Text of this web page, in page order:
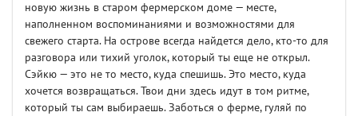
новую жизнь в старом фермерском доме — месте,
наполненном воспоминаниями и возможностями для
свежего старта. На острове всегда найдется дело, кто-то для
разговора или тихий уголок, который ты еще не открыл.
Сэйкю — это не то место, куда спешишь. Это место, куда
хочется возвращаться. Твои дни здесь идут в том ритме,
который ты сам выбираешь. Заботься о ферме, гуляй по